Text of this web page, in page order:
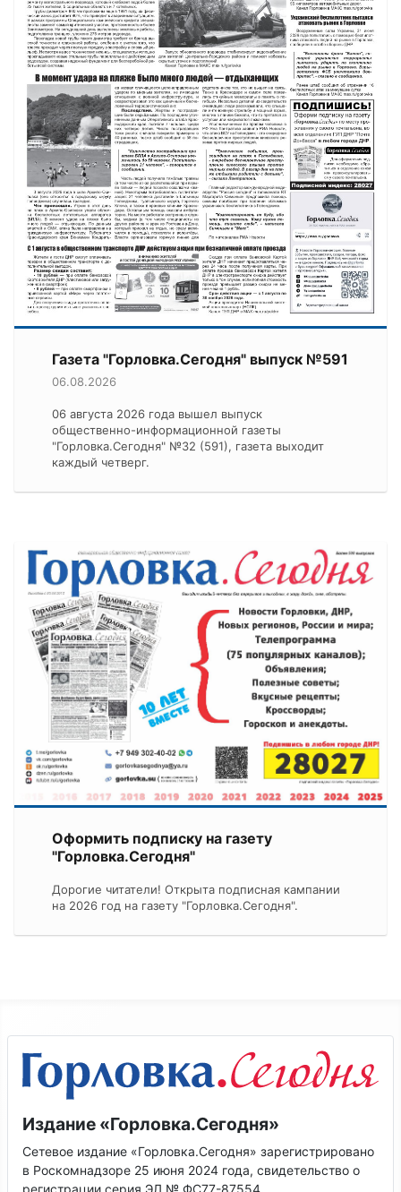
Газета "Горловка.Сегодня" выпуск №591
06.08.2026
06 августа 2026 года вышел выпуск
общественно-информационной газеты
"Горловка.Сегодня" №32 (591), газета выходит
каждый четверг.
Оформить подписку на газету
"Горловка.Сегодня"
Дорогие читатели! Открыта подписная кампании
на 2026 год на газету "Горловка.Сегодня".
Издание «Горловка.Сегодня»
Сетевое издание «Горловка.Сегодня» зарегистрировано
в Роскомнадзоре 25 июня 2024 года, свидетельство о